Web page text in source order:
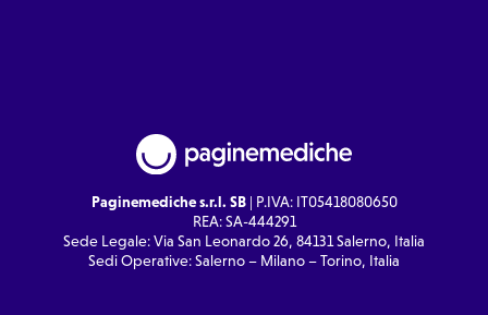
Paginemediche s.r.l. SB| P.IVA: IT05418080650
REA: SA-444291
Sede Legale: Via San Leonardo 26, 84131 Salerno, Italia
Sedi Operative: Salerno – Milano – Torino, Italia